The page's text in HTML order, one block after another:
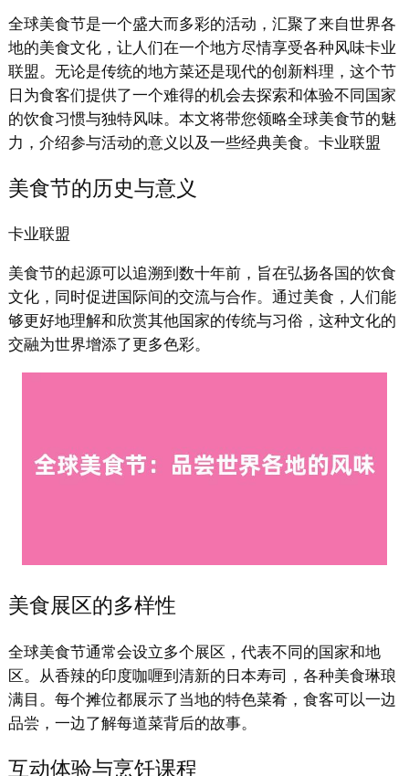
全球美食节是一个盛大而多彩的活动，汇聚了来自世界各
地的美食文化，让人们在一个地方尽情享受各种风味卡业
联盟。无论是传统的地方菜还是现代的创新料理，这个节
日为食客们提供了一个难得的机会去探索和体验不同国家
的饮食习惯与独特风味。本文将带您领略全球美食节的魅
力，介绍参与活动的意义以及一些经典美食。卡业联盟
美食节的历史与意义
卡业联盟
美食节的起源可以追溯到数十年前，旨在弘扬各国的饮食
文化，同时促进国际间的交流与合作。通过美食，人们能
够更好地理解和欣赏其他国家的传统与习俗，这种文化的
交融为世界增添了更多色彩。
美食展区的多样性
全球美食节通常会设立多个展区，代表不同的国家和地
区。从香辣的印度咖喱到清新的日本寿司，各种美食琳琅
满目。每个摊位都展示了当地的特色菜肴，食客可以一边
品尝，一边了解每道菜背后的故事。
互动体验与烹饪课程